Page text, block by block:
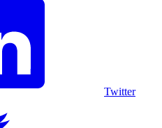
Twitter